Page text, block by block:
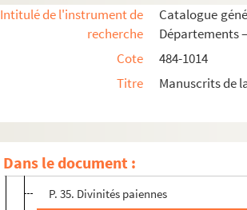
Intitulé de l'instrument de
recherche
Catalogue
Départements
Cote
484-1014
Titre
Manuscrits de
Dans le document :
732-733. Annales d'Arles, par Ch.
734. « Musée d'Arles ou Réunion de tous
P. 20. Plan et élévation de l'Hôtel de
P. 21. Obélisque
P. 31. Plan du « Panthéon » romain
P. 35. Divinités paiennes